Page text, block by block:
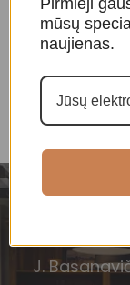
J.
Pirmieji
mūsų
naujienas.